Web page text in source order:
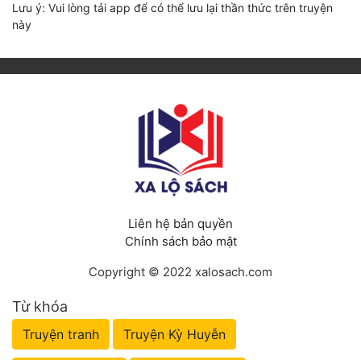
Lưu ý: Vui lòng tải app để có thể lưu lại thần thức trên truyện
này
Liên hệ bản quyền
Chính sách bảo mật
Copyright © 2022 xalosach.com
Từ khóa
Truyện tranh Truyện Kỳ Huyễn